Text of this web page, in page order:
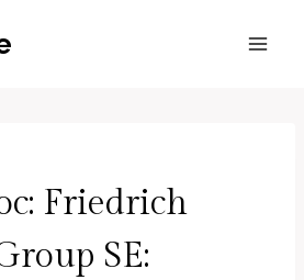
Friedrich
SE: